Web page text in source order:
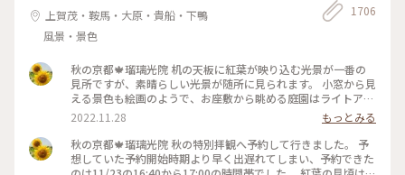
上賀茂・鞍馬・大原・貴船・下鴨
風景・景色
1706
秋の京都🍁瑠璃光院 机の天板に紅葉が映り込む光景が一番の
見所ですが、素晴らしい光景が随所に見られます。 小窓から見
える景色も絵画のようで、お座敷から眺める庭園はライトアッ
プされてさらに雅です✨ 拝観が終わり、山門をくぐって振り返
ると、こちらも美しくライトアップされていました🍁♥️
2022.11.23 #秋いろとりどり #Myことりっぷ #瑠璃光院 #紅葉
狩り #紅葉 #京都
2022.11.28
もっとみる
秋の京都🍁瑠璃光院 秋の特別拝観へ予約して行きました。 予
想していた予約開始時期より早く出遅れてしまい、予約できた